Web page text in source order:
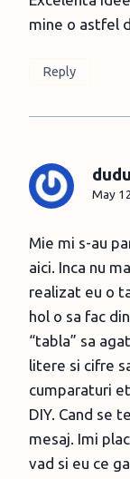
mine o astfel
Reply
May
Mie mi s-au
aici. Inca nu
realizat eu o
hol o sa fac
“tabla” sa
litere si cifre
cumparaturi
DIY. Cand se
mesaj. Imi
vad si eu ce